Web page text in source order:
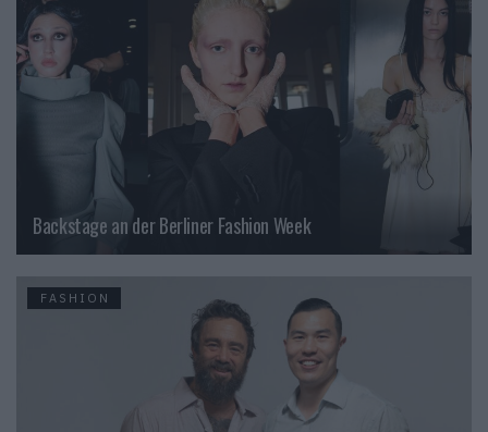
Backstage an der Berliner Fashion Week
FASHION